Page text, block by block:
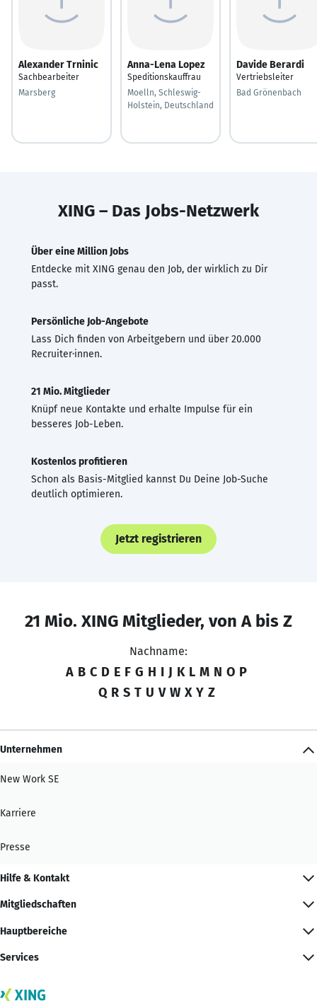
Alexander Trninic
Sachbearbeiter
Marsberg
Anna-Lena Lopez
Speditionskauffrau
Moelln, Schleswig-
Holstein, Deutschland
Davide Berardi
Vertriebsleiter
Bad Grönenbach
XING – Das Jobs-Netzwerk
Über eine Million Jobs
Entdecke mit XING genau den Job, der wirklich zu Dir
passt.
Persönliche Job-Angebote
Lass Dich finden von Arbeitgebern und über 20.000
Recruiter·innen.
21 Mio. Mitglieder
Knüpf neue Kontakte und erhalte Impulse für ein
besseres Job-Leben.
Kostenlos profitieren
Schon als Basis-Mitglied kannst Du Deine Job-Suche
deutlich optimieren.
Jetzt registrieren
21 Mio. XING Mitglieder, von A bis Z
Nachname:
A B C D E F G H I J K L M N O P
Q R S T U V W X Y Z
Unternehmen
New Work SE
Karriere
Presse
Hilfe & Kontakt
Mitgliedschaften
Hauptbereiche
Services